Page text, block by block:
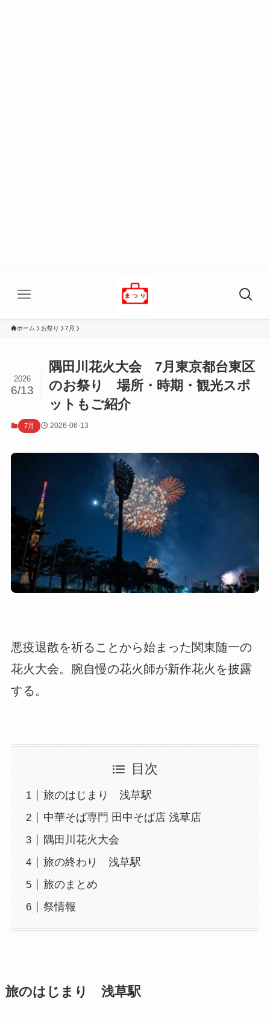
ホーム お祭り 7月
隅田川花火大会 7月東京都台東区
のお祭り 場所・時期・観光スポ
ットもご紹介
2026
6/13
7月 2026-06-13
悪疫退散を祈ることから始まった関東随一の
花火大会。腕自慢の花火師が新作花火を披露
する。
目次
旅のはじまり 浅草駅
中華そば専門 田中そば店 浅草店
隅田川花火大会
旅の終わり 浅草駅
旅のまとめ
祭情報
旅のはじまり 浅草駅